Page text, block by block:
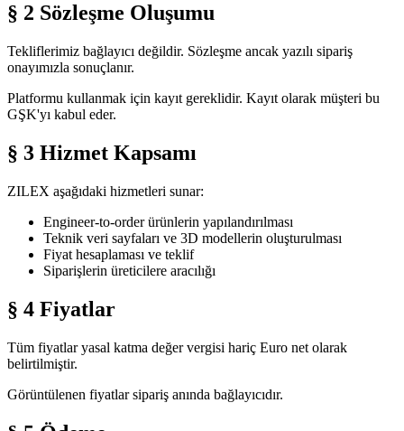
§ 2 Sözleşme Oluşumu
Tekliflerimiz bağlayıcı değildir. Sözleşme ancak yazılı sipariş
onayımızla sonuçlanır.
Platformu kullanmak için kayıt gereklidir. Kayıt olarak müşteri bu
GŞK'yı kabul eder.
§ 3 Hizmet Kapsamı
ZILEX aşağıdaki hizmetleri sunar:
Engineer-to-order ürünlerin yapılandırılması
Teknik veri sayfaları ve 3D modellerin oluşturulması
Fiyat hesaplaması ve teklif
Siparişlerin üreticilere aracılığı
§ 4 Fiyatlar
Tüm fiyatlar yasal katma değer vergisi hariç Euro net olarak
belirtilmiştir.
Görüntülenen fiyatlar sipariş anında bağlayıcıdır.